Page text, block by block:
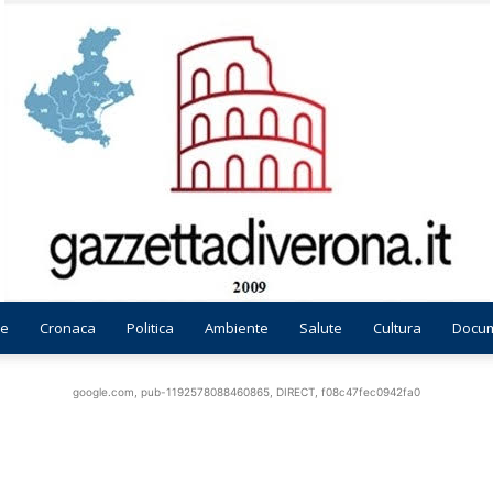
Cronaca Politica Ambiente Salute Cultura
google.com, pub-1192578088460865, DIRECT, f08c47fec0942fa0